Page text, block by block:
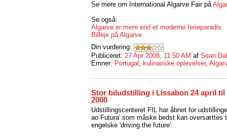
Se mere om International Algarve Fair på
Se også:
Algarve er mere end et moderne ferieparadis
Billeje på Algarve
Din vurdering:
Publiceret: 27 Apr 2008, 11:50 AM af Sean
Emner: Portugal kulinariske oplevelser,
Stor biludstilling i Lissabon 24 april til
2008
Udstillingscenteret FIL har åbnet for
ao Futura' som måske bedst kan oversættes
engelske 'driving the future'.